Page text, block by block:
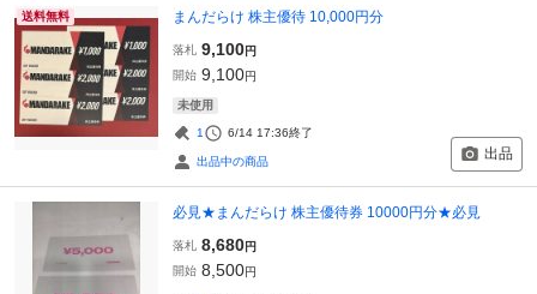
送料無料 まんだらけ 株主優待 10,000円分
落札 9,100円
開始 9,100円
未使用
1 6/14 17:36終了
出品中の商品 出品
必見★まんだらけ 株主優待券 10000円分★必見
落札 8,680円
開始 8,500円